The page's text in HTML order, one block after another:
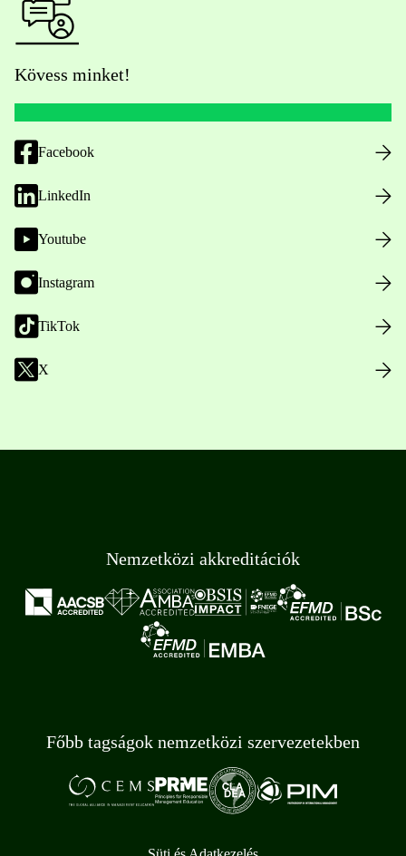
Kövess minket!
Facebook
LinkedIn
Youtube
Instagram
TikTok
X
Nemzetközi akkreditációk
Főbb tagságok nemzetközi szervezetekben